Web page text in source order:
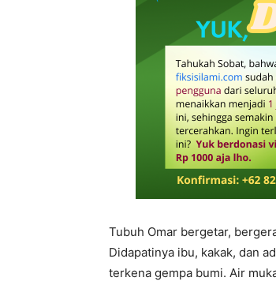
Tubuh Omar bergetar,
Didapatinya ibu, kakak, dan
terkena gempa bumi. Air